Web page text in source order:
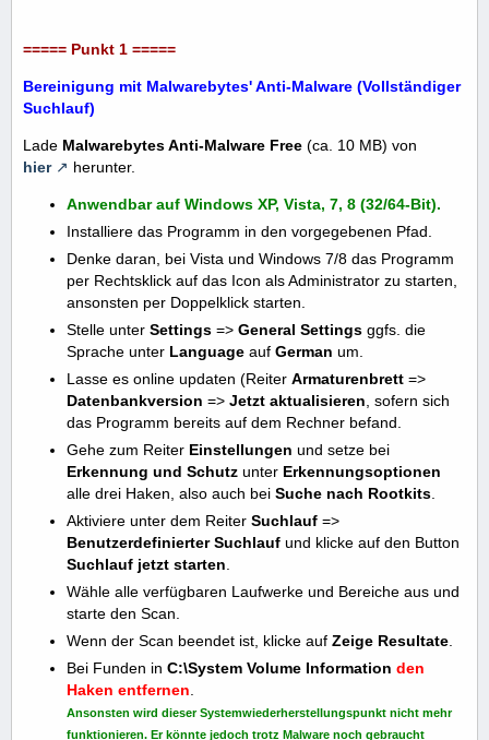
===== Punkt 1 =====
Bereinigung mit Malwarebytes' Anti-Malware (Vollständiger
Suchlauf)
Lade Malwarebytes Anti-Malware Free (ca. 10 MB) von
hier
herunter.
Anwendbar auf Windows XP, Vista, 7, 8 (32/64-Bit).
Installiere das Programm in den vorgegebenen Pfad.
Denke daran, bei Vista und Windows 7/8 das Programm
per Rechtsklick auf das Icon als Administrator zu starten,
ansonsten per Doppelklick starten.
Stelle unter Settings => General Settings ggfs. die
Sprache unter Language auf German um.
Lasse es online updaten (Reiter Armaturenbrett =>
Datenbankversion => Jetzt aktualisieren , sofern sich
das Programm bereits auf dem Rechner befand.
Gehe zum Reiter Einstellungen und setze bei
Erkennung und Schutz unter Erkennungsoptionen
alle drei Haken, also auch bei Suche nach Rootkits
Aktiviere unter dem Reiter Suchlauf =>
Benutzerdefinierter Suchlauf und klicke auf den Button
Suchlauf jetzt starten
Wähle alle verfügbaren Laufwerke und Bereiche aus und
starte den Scan.
Wenn der Scan beendet ist, klicke auf Zeige Resultate
Bei Funden in C:\System Volume Information den
Haken entfernen
Ansonsten wird dieser Systemwiederherstellungspunkt nicht mehr
funktionieren. Er könnte jedoch trotz Malware noch gebraucht